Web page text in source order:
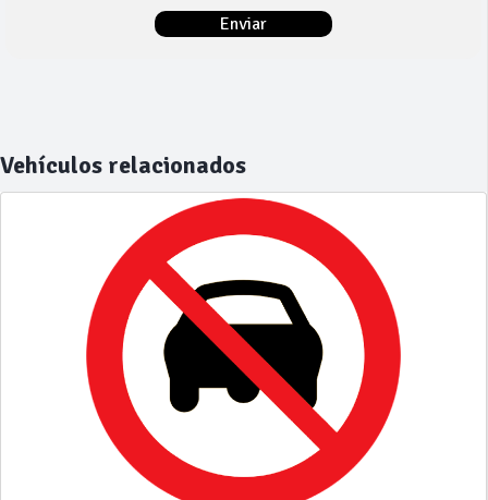
Vehículos relacionados